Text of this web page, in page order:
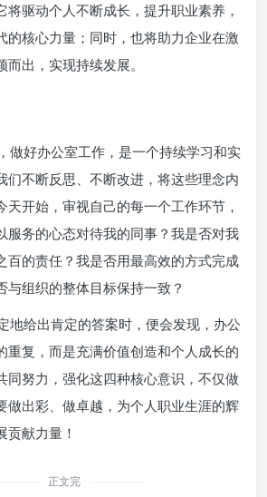
将驱动个人不断成长，提升职业素养，
的核心力量；同时，也将助力企业在激
出，实现持续发展。
做好办公室工作，是一个持续学习和实
们不断反思、不断改进，将这些理念内
天开始，审视自己的每一个工作环节，
服务的心态对待我的同事？我是否对我
百的责任？我是否用最高效的方式完成
与组织的整体目标保持一致？
地给出肯定的答案时，便会发现，办公
重复，而是充满价值创造和个人成长的
同努力，强化这四种核心意识，不仅做
做出彩、做卓越，为个人职业生涯的辉
贡献力量！
正文完